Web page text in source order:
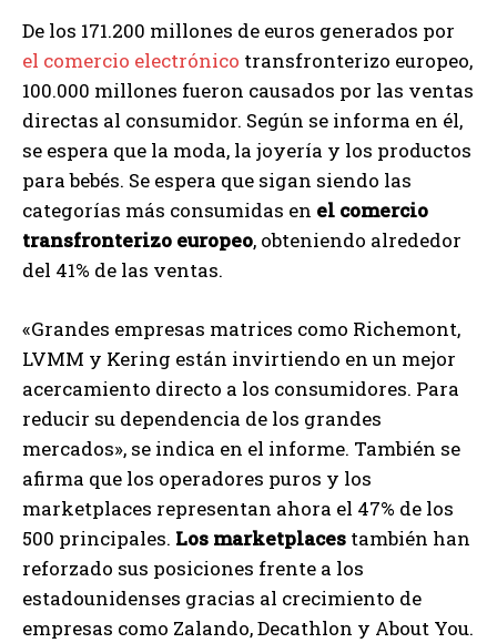
De los 171.200 millones de euros generados por
el comercio electrónico transfronterizo europeo,
100.000 millones fueron causados por las ventas
directas al consumidor. Según se informa en él,
se espera que la moda, la joyería y los productos
para bebés. Se espera que sigan siendo las
categorías más consumidas en el comercio
transfronterizo europeo, obteniendo alrededor
del 41% de las ventas.
«Grandes empresas matrices como Richemont,
LVMM y Kering están invirtiendo en un mejor
acercamiento directo a los consumidores. Para
reducir su dependencia de los grandes
mercados», se indica en el informe. También se
afirma que los operadores puros y los
marketplaces representan ahora el 47% de los
500 principales. Los marketplaces también han
reforzado sus posiciones frente a los
estadounidenses gracias al crecimiento de
empresas como Zalando, Decathlon y About You.